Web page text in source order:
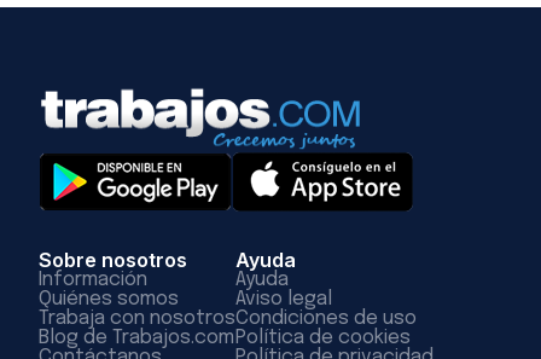
Sobre nosotros
Información
Quiénes somos
Trabaja con nosotros
Blog de Trabajos.com
Ayuda
Ayuda
Aviso legal
Condiciones de uso
Política de cookies